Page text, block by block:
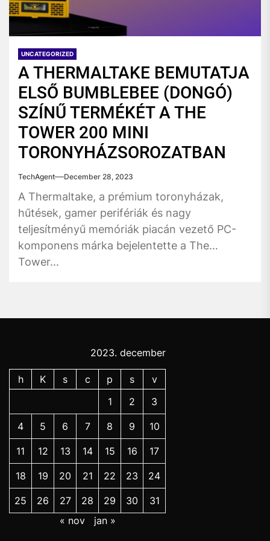
UNCATEGORIZED
A THERMALTAKE BEMUTATJA
ELSŐ BUMBLEBEE (DONGÓ)
SZÍNŰ TERMÉKÉT A THE
TOWER 200 MINI
TORONYHÁZSOROZATBAN
TechAgent December 28, 2023
A Thermaltake, a prémium toronyházak,
hűtések, gamer perifériák és nagy
teljesítményű memóriák piacán vezető PC-
komponens márka bejelentette a The
Tower...
2023. december
h K s c p s
v
1
2 3
4 5 6 7 8 9 10
11 12 13 14 15 16 17
18 19 20 21 22 23 24
25 26 27 28 29 30
31
« nov
jan »